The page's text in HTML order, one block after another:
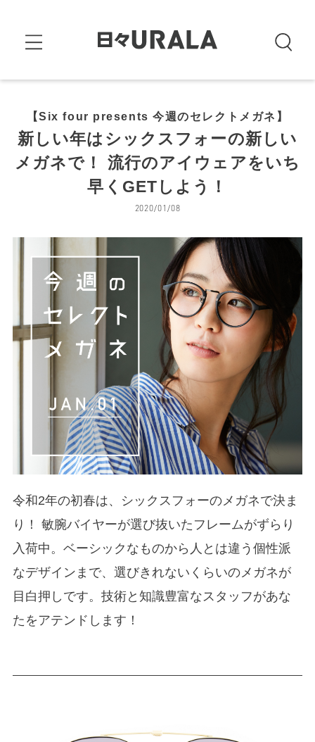
【Six four presents 今週のセレクトメガネ】
新しい年はシックスフォーの新しい
メガネで！ 流行のアイウェアをいち
早くGETしよう！
2020/01/08
令和2年の初春は、シックスフォーのメガネで決ま
り！ 敏腕バイヤーが選び抜いたフレームがずらり
入荷中。ベーシックなものから人とは違う個性派
なデザインまで、選びきれないくらいのメガネが
目白押しです。技術と知識豊富なスタッフがあな
たをアテンドします！